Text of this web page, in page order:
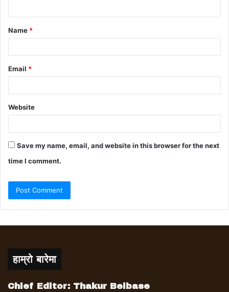
Name *
Email *
Website
Save my name, email, and website in this browser for the next
time I comment.
हाम्रो बारेमा
Chief Editor: Thakur Belbase